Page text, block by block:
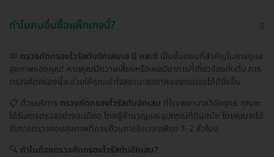
ทำไมคนอื่นซื้อแพ็กเกจนี้?
🦠 ตรวจคัดกรองไวรัสตับอักเสบเอ บี และซี เป็นขั้นตอนที่สำคัญในการดูแล
สุขภาพของคุณ! หากคุณมีความเสี่ยงหรือเคยมีอาการที่เกี่ยวข้องกับตับ การ
ตรวจคัดกรองนี้จะช่วยให้คุณเข้าใจสถานะสุขภาพของตนเองได้ดียิ่งขึ้น
📋 ด้วยบริการ ตรวจคัดกรองไวรัสตับอักเสบ ที่โรงพยาบาลวิชัยยุทธ คุณจะ
ได้รับการตรวจอย่างละเอียด โดยผู้ชำนาญและอุปกรณ์ที่ทันสมัย โดยคุณจะได้
รับการตรวจสอบสุขภาพที่ครบถ้วนภายในเวลาเพียง 1-2 ชั่วโมง
🔍 ทำไมต้องตรวจคัดกรองไวรัสตับอักเสบ?